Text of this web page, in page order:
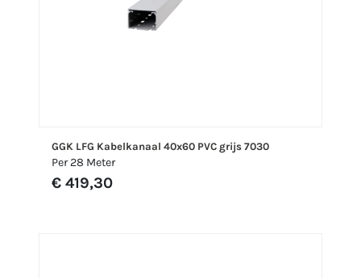
GGK LFG Kabelkanaal 40x60 PVC grijs 7030
Per 28 Meter
€ 419,30